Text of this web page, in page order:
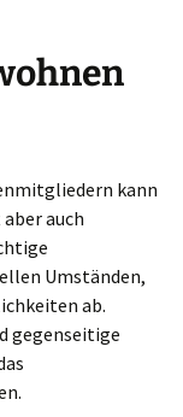
kann
auch
Umständen,
ab.
gegenseitige